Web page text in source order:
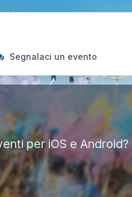
Segnalaci un evento
per iOS e Android?